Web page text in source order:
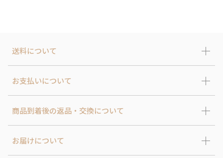
送料について
お支払いについて
商品到着後の返品・交換について
お届けについて